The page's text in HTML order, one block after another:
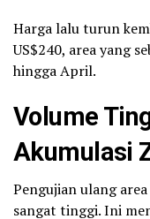
Harga lalu turun
US$240, area yang
hingga April.
Volume
Akumulasi
Pengujian ulang
sangat tinggi. Ini